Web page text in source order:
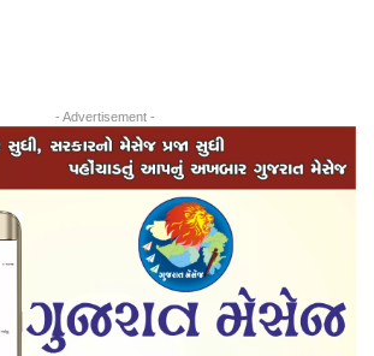
- Advertisement -